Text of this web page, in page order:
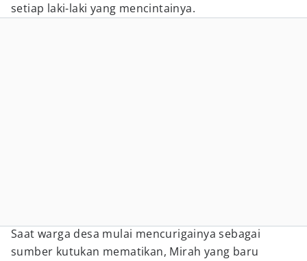
setiap laki-laki yang mencintainya.
Saat warga desa mulai mencurigainya sebagai
sumber kutukan mematikan, Mirah yang baru